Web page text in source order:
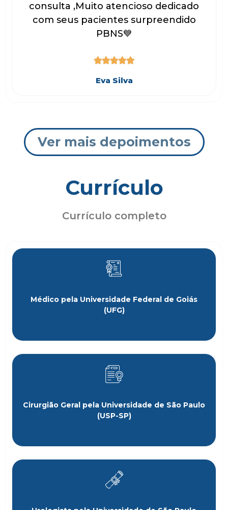
consulta ,Muito atencioso dedicado
com seus pacientes surpreendido
PBNS💙

Eva Silva
Ver mais depoimentos
Currículo
Currículo completo
Médico pela Universidade Federal de Goiás
(UFG)
Cirurgião Geral pela Universidade de São Paulo
(USP-SP)